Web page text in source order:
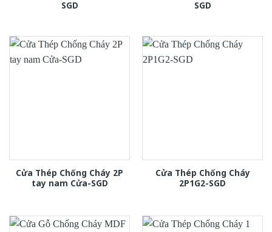
SGD
SGD
Cửa Thép Chống Cháy 2P
tay nam Cửa-SGD
Cửa Thép Chống Cháy
2P1G2-SGD